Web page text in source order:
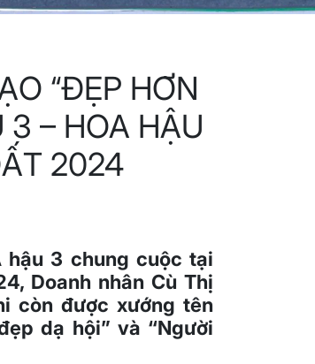
“ĐẸP HƠN
3 – HOA HẬU
2024
hậu 3 chung cuộc tại
Doanh nhân Cù Thị
còn được xướng tên
dạ hội” và “Người